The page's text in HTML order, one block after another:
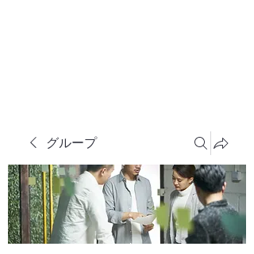
グループ